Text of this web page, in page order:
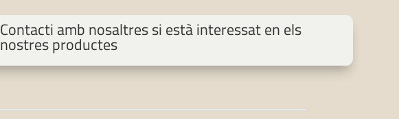
Contacti amb nosaltres si està interessat en els
nostres productes